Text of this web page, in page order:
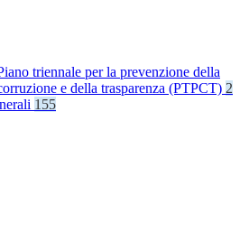
triennale per la prevenzione della
e della trasparenza (PTPCT) 2
155